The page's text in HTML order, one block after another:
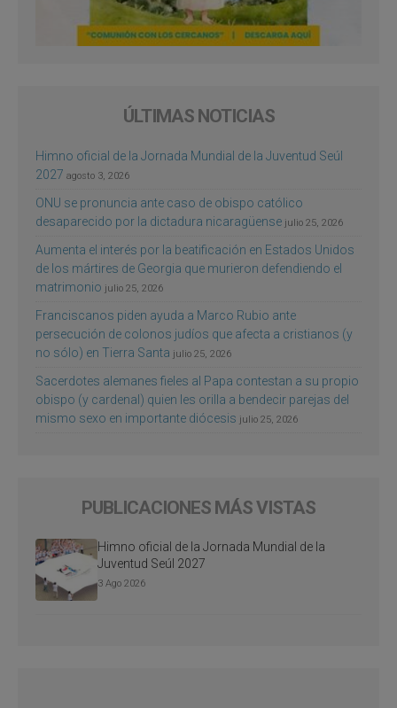
ÚLTIMAS NOTICIAS
Himno oficial de la Jornada Mundial de la Juventud Seúl
2027 agosto 3, 2026
ONU se pronuncia ante caso de obispo católico
desaparecido por la dictadura nicaragüense julio 25, 2026
Aumenta el interés por la beatificación en Estados Unidos
de los mártires de Georgia que murieron defendiendo el
matrimonio julio 25, 2026
Franciscanos piden ayuda a Marco Rubio ante
persecución de colonos judíos que afecta a cristianos (y
no sólo) en Tierra Santa julio 25, 2026
Sacerdotes alemanes fieles al Papa contestan a su propio
obispo (y cardenal) quien les orilla a bendecir parejas del
mismo sexo en importante diócesis julio 25, 2026
PUBLICACIONES MÁS VISTAS
Himno oficial de la Jornada Mundial de la
Juventud Seúl 2027
3 Ago 2026